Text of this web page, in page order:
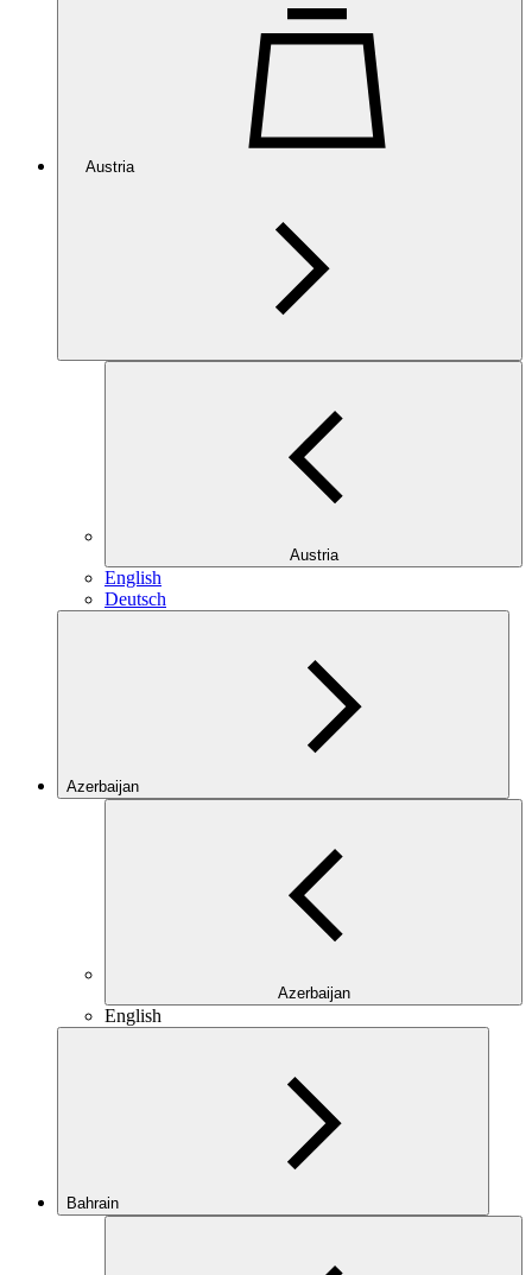
Austria
Austria
English
Deutsch
Azerbaijan
Azerbaijan
English
Bahrain